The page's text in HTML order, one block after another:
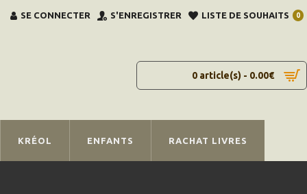
SE CONNECTER S'ENREGISTRER LISTE DE SOUHAITS 0
0 article(s) - 0.00€
KRÉOL ENFANTS RACHAT LIVRES